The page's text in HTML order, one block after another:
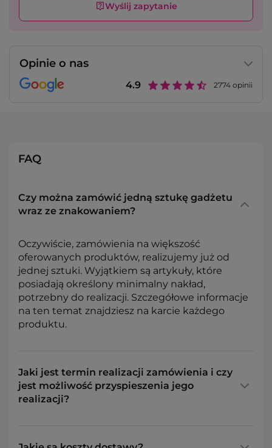
Wyślij zapytanie
Opinie o nas
4.9 2774 opinii
FAQ
Czy można zamówić jedną sztukę gadżetu
wraz ze znakowaniem?
Oczywiście, zamówienia na większość
oferowanych produktów, realizujemy już od
jednej sztuki. Wyjątkiem są artykuły, które
posiadają określony minimalny nakład,
potrzebny do realizacji. Szczegółowe informacje
na ten temat znajdziesz na karcie każdego
produktu.
Jaki jest termin realizacji zamówienia i czy
jest możliwość przyspieszenia jego
realizacji?